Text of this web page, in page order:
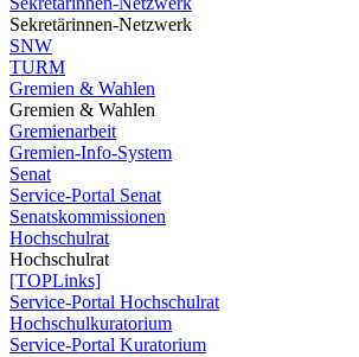
Sekretärinnen-Netzwerk
SNW
TURM
Gremien & Wahlen
Gremien & Wahlen
Gremienarbeit
Gremien-Info-System
Senat
Service-Portal Senat
Senatskommissionen
Hochschulrat
Hochschulrat
[TOPLinks]
Service-Portal Hochschulrat
Hochschulkuratorium
Service-Portal Kuratorium